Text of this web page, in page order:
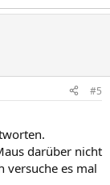
#5
darüber nicht
versuche es mal